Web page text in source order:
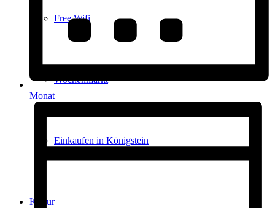
Free Wifi
Wochenmarkt
Einkaufen in Königstein
Kultur
Monat